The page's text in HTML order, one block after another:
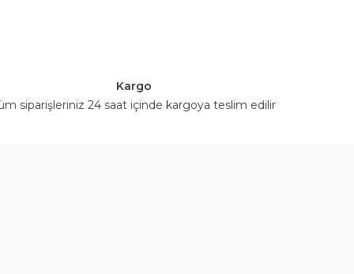
Kargo
siparişleriniz 24 saat içinde kargoya teslim edilir